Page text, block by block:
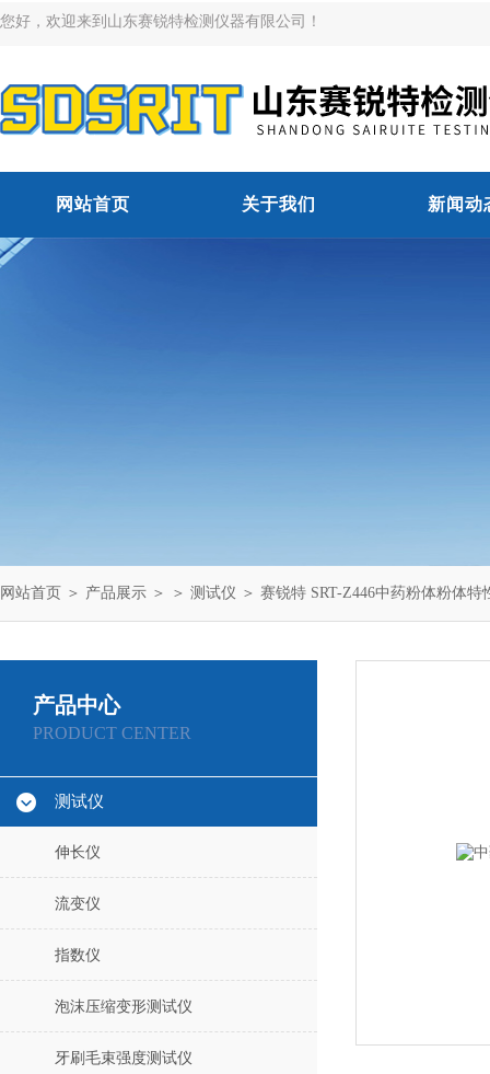
您好，欢迎来到山东赛锐特检测仪器有限公司！
网站首页 关于我们 新闻动
网站首页 ＞ 产品展示 ＞ ＞ 测试仪 ＞ 赛锐特 SRT-Z446中药粉体粉体
产品中心
PRODUCT CENTER
测试仪
伸长仪
流变仪
指数仪
泡沫压缩变形测试仪
牙刷毛束强度测试仪